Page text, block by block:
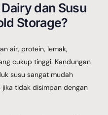
dan Susu
Storage?
air, protein, lemak,
cukup tinggi. Kandungan
susu sangat mudah
tidak disimpan dengan